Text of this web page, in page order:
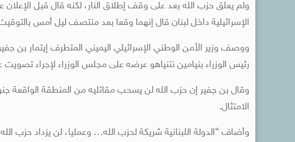
ولم يعلق حزب الله بعد على وقف إطلاق النار، لكنه قال ‌قبل
الإسرائيلية داخل لبنان قال إنهما وقعا بعد منتصف ليل أمس
ووصف وزير الأمن الوطني الإسرائيلي اليميني المتطرف إيتمار بن
رئيس الوزراء بنيامين نتنياهو عرضه على مجلس الوزراء لإجراء تصويت
وقال بن جفير ​إن حزب الله لن يسحب ​مقاتليه من المنطقة الواقعة
الامتثال.
وأضاف “الدولة اللبنانية شريكة لحزب الله… وعمليا، لن يزداد حزب